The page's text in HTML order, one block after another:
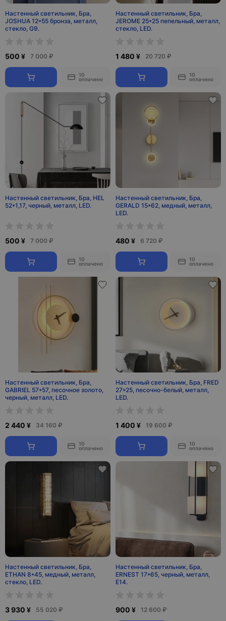
Настенный светильник, Бра,
JOSHUA 12*55 бронза, металл,
стекло, G9.
500 ¥ 7 000 ₽
10
оплачено
Настенный светильник, Бра,
JEROME 25*25 пепельный, металл,
стекло, LED.
1 480 ¥ 20 720 ₽
10
оплачено
Настенный светильник, Бра, HEL
52*1,17, черный, металл, LED.
500 ¥ 7 000 ₽
10
оплачено
Настенный светильник, Бра,
GERALD 15*62, медный, металл,
LED.
480 ¥ 6 720 ₽
10
оплачено
Настенный светильник, Бра,
GABRIEL 57*57, песочное золото,
черный, металл, LED.
2 440 ¥ 34 160 ₽
10
оплачено
Настенный светильник, Бра, FRED
27*25, песочно-белый, металл,
LED.
1 400 ¥ 19 600 ₽
10
оплачено
Настенный светильник, Бра,
ETHAN 8*45, медный, металл,
стекло, LED.
3 930 ¥ 55 020 ₽
Настенный светильник, Бра,
ERNEST 17*65, черный, металл,
Е14.
900 ¥ 12 600 ₽